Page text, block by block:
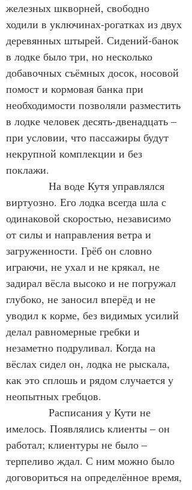
железных шкворней, свободно
ходили в уключинах-рогатках из двух
деревянных штырей. Сидений-банок
в лодке было три, но несколько
добавочных съёмных досок, носовой
помост и кормовая банка при
необходимости позволяли разместить
в лодке человек десять-двенадцать –
при условии, что пассажиры будут
некрупной комплекции и без
поклажи.
На воде Кутя управлялся
виртуозно. Его лодка всегда шла с
одинаковой скоростью, независимо
от силы и направления ветра и
загруженности. Грёб он словно
играючи, не ухал и не крякал, не
задирал вёсла высоко и не погружал
глубоко, не заносил вперёд и не
уводил к корме, без видимых усилий
делал равномерные гребки и
незаметно подруливал. Когда на
вёслах сидел он, лодка не рыскала,
как это сплошь и рядом случается у
неопытных гребцов.
Расписания у Кути не
имелось. Появлялись клиенты – он
работал; клиентуры не было –
терпеливо ждал. С ним можно было
договориться на определённое время,